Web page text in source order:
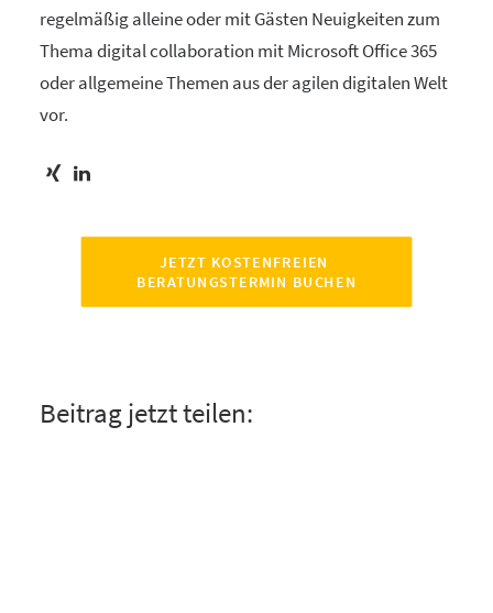
regelmäßig alleine oder mit Gästen Neuigkeiten zum
Thema digital collaboration mit Microsoft Office 365
oder allgemeine Themen aus der agilen digitalen Welt
vor.
JETZT KOSTENFREIEN
BERATUNGSTERMIN BUCHEN
Beitrag jetzt teilen: